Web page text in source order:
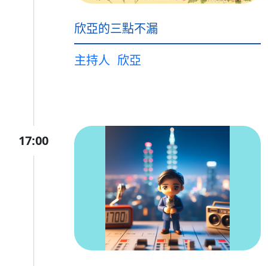
欣亞的三點不漏
主持人 欣亞
17:00